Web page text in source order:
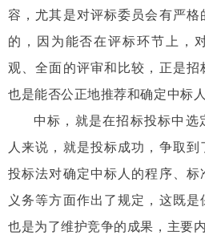
容，尤其是对评标委员会有严
的，因为能否在评标环节上，
观、全面的评审和比较，正是招
也是能否公正地推荐和确定中标
中标，就是在招标投标中选
人来说，就是投标成功，争取
投标法对确定中标人的程序、
义务等方面作出了规定，这既是
也是为了维护竞争的成果，主要内